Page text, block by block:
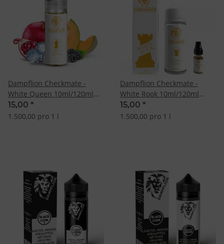
Dampflion Checkmate -
White Queen 10ml/120ml
Longfill-Aroma
15,00 *
1.500,00 pro 1 l
Dampflion Checkmate -
White Rook 10ml/120ml
Longfill Aroma
15,00 *
1.500,00 pro 1 l